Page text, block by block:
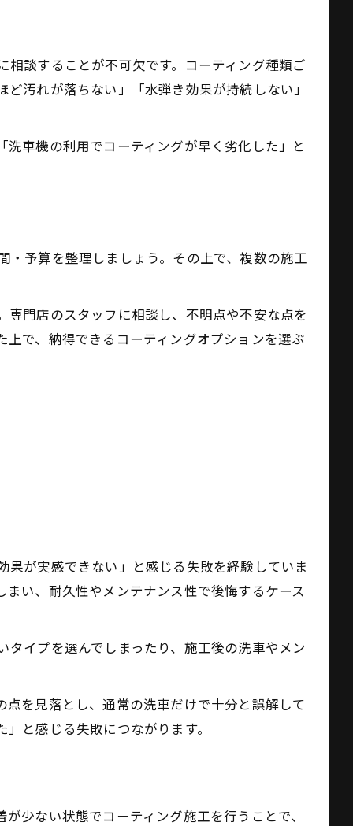
談することが不可欠です。コーティング種類ご
汚れが落ちない」「水弾き効果が持続しない」
車機の利用でコーティングが早く劣化した」と
予算を整理しましょう。その上で、複数の施工
門店のスタッフに相談し、不明点や不安な点を
で、納得できるコーティングオプションを選ぶ
が実感できない」と感じる失敗を経験していま
い、耐久性やメンテナンス性で後悔するケース
イプを選んでしまったり、施工後の洗車やメン
を見落とし、通常の洗車だけで十分と誤解して
と感じる失敗につながります。
少ない状態でコーティング施工を行うことで、